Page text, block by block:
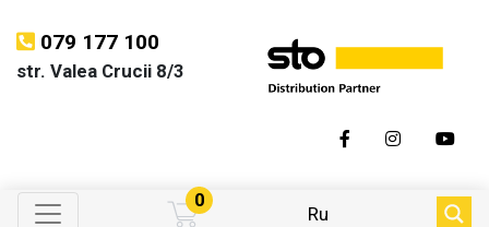
079 177 100
str. Valea Crucii 8/3
0
Ru